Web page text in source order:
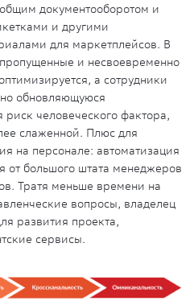
документооборотом и
и другими
для маркетплейсов. В
и несвоевременно
а сотрудники
обновляющуюся
человеческого фактора,
слаженной. Плюс для
на персонале: автоматизация
от большого штата менеджеров
Тратя меньше времени на
вопросы, владелец
развития проекта,
сервисы.